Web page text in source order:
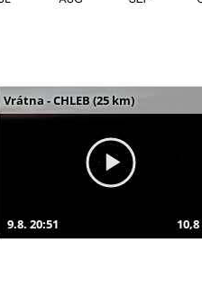
Vrátna - CHLEB (25 km)
9.8. 20:51 10,8